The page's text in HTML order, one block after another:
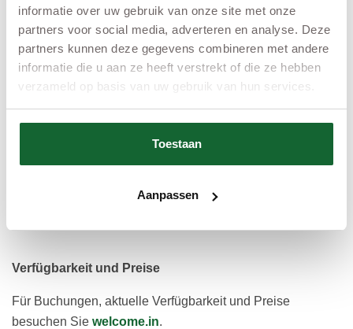
informatie over uw gebruik van onze site met onze
partners voor social media, adverteren en analyse. Deze
partners kunnen deze gegevens combineren met andere
informatie die u aan ze heeft verstrekt of die ze hebben
verzameld op basis van uw gebruik van hun services.
Toestaan
Aanpassen
Terrasse
Draußen gibt es eine große Terrasse mit Gartenmöbeln -
ideal für ein Frühstück in der Sonne oder ein Spiel am
Tisch. Die Kinder können hier spielen, während Sie sich
entspannen.
Umgebung zu suchen.
Verfügbarkeit und Preise
Für Buchungen, aktuelle Verfügbarkeit und Preise
besuchen Sie welcome.in.